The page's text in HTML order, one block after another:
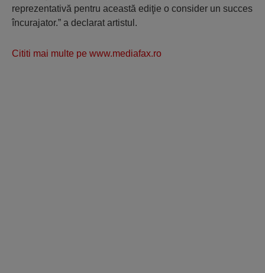
reprezentativă pentru această ediţie o consider un succes
încurajator.” a declarat artistul.
Cititi mai multe pe www.mediafax.ro